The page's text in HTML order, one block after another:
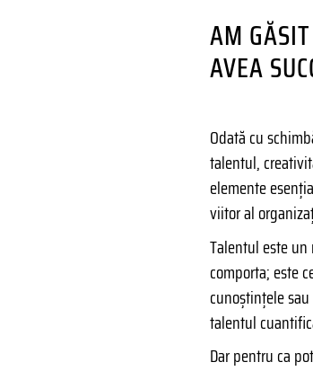
AM
AVEA
Odată cu
talentul,
elemente
viitor al
Talentul este
comporta; este
cunoștințele
talentul
Dar pentru ca